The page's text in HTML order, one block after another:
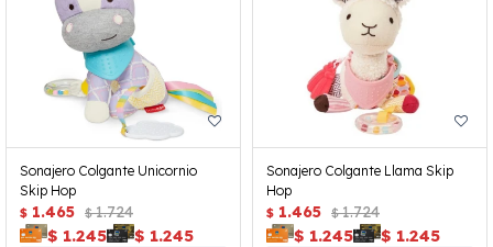
Sonajero Colgante Unicornio
Skip Hop
$ 1.465 $ 1.724
$ 1.245 $ 1.245
Sonajero Colgante Llama Skip
Hop
$ 1.465 $ 1.724
$ 1.245 $ 1.245